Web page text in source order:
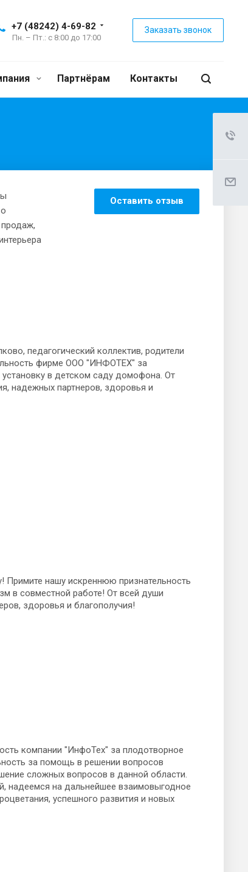
+7 (48242) 4-69-82
Пн. – Пт.: с 8:00 до 17:00
Заказать звонок
Партнёрам Контакты
Оставить отзыв
педагогический коллектив, родители
фирме ООО "ИНФОТЕХ" за
в детском саду домофона. От
надежных партнеров, здоровья и
нашу искреннюю признательность
в совместной работе! От всей души
здоровья и благополучия!
компании "ИнфоТех" за плодотворное
за помощь в решении вопросов
сложных вопросов в данной области.
надеемся на дальнейшее взаимовыгодное
успешного развития и новых